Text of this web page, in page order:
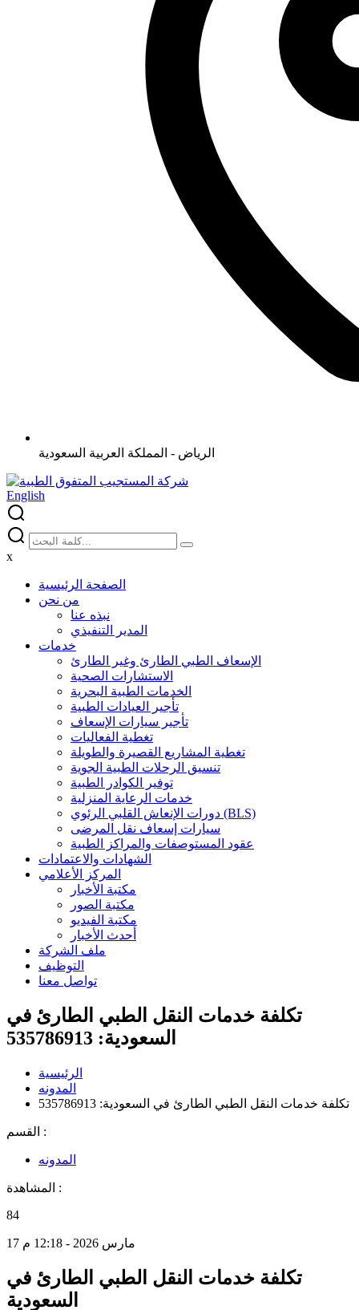
الرياض - المملكة العربية السعودية
English
x
الصفحة الرئيسية
من نحن
نبذه عنا
المدير التنفيذي
خدمات
الإسعاف الطبي الطارئ وغير الطارئ
الاستشارات الصحية
الخدمات الطبية البحرية
تأجير العيادات الطبية
تأجير سيارات الإسعاف
تغطية الفعاليات
تغطية المشاريع القصيرة والطويلة
تنسيق الرحلات الطبية الجوية
توفير الكوادر الطبية
خدمات الرعاية المنزلية
دورات الإنعاش القلبي الرئوي (BLS)
سيارات إسعاف نقل المرضى
عقود المستوصفات والمراكز الطبية
الشهادات والاعتمادات
المركز الأعلامي
مكتبة الأخبار
مكتبة الصور
مكتبة الفيديو
أحدث الأخبار
ملف الشركة
التوظيف
تواصل معنا
تكلفة خدمات النقل الطبي الطارئ في
السعودية: 535786913
الرئيسية
المدونه
تكلفة خدمات النقل الطبي الطارئ في السعودية: 535786913
القسم :
المدونه
المشاهدة :
84
17 مارس 2026 - 12:18 م
تكلفة خدمات النقل الطبي الطارئ في
السعودية